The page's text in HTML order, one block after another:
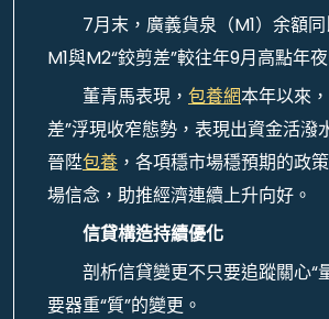
7月末，廣義貨泉（M1）余額同
M1與M2“鉸剪差”較往年9月高點年
董青馬表現， 包養網本年以來
差”浮現收窄態勢，表現出資金活潑
晉陞包養 ，各項穩市場穩預期的政
場信念，助推經濟連續上升向好。
信貸構造持續優化
剖析信貸變更不只要追蹤關心“
要器重“質”的變更。